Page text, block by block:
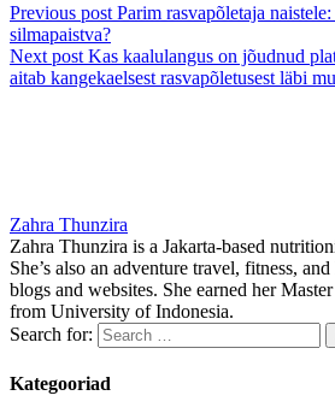
Previous post Parim rasvapõletaja
silmapaistva?
Next post Kas kaalulangus on jõudnud
aitab kangekaelsest rasvapõletusest läbi
Zahra Thunzira
Zahra Thunzira is a Jakarta-based
She’s also an adventure travel, fitness,
blogs and websites. She earned her
from University of Indonesia.
Search for:
Kategooriad